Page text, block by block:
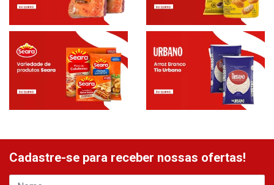
Cadastre-se para receber nossas ofertas!